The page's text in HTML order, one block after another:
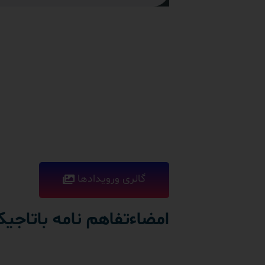
گالری ورویدادها
امضاءتفاهم نامه